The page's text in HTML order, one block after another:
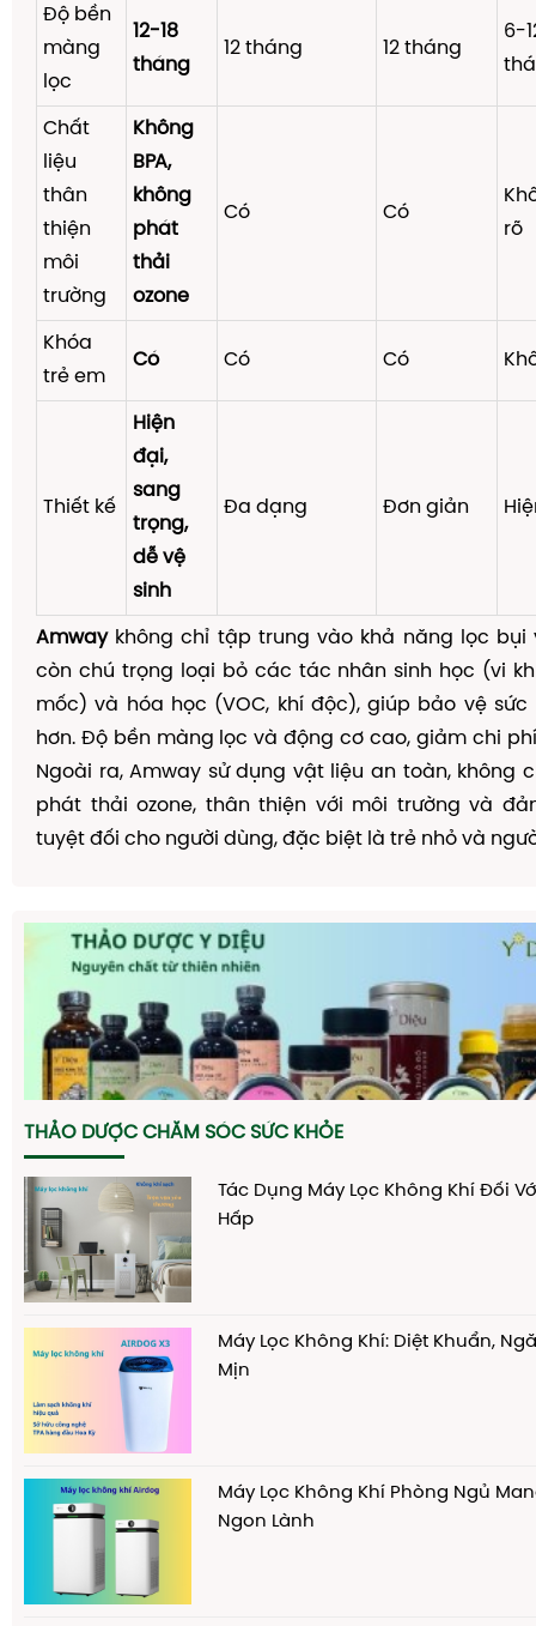
Độ bền
màng
lọc
12-18
tháng
12 tháng 12 tháng
6-
Chất
liệu
thân
thiện
môi
trường
Không
BPA,
không
phát
thải
ozone
Có Có
rõ
Khóa
trẻ em
Có Có Có
Thiết kế
Hiện
đại,
sang
trọng,
dễ vệ
sinh
Đa dạng Đơn giản
Amwaykhông chỉ tập trung vào khả năng lọc bụi
còn chú trọng loại bỏ các tác nhân sinh học (vi
mốc) và hóa học (VOC, khí độc), giúp bảo vệ sức
hơn. Độ bền màng lọc và động cơ cao, giảm chi
Ngoài ra, Amway sử dụng vật liệu an toàn, không
phát thải ozone, thân thiện với môi trường và
tuyệt đối cho người dùng, đặc biệt là trẻ nhỏ và
THẢO DƯỢC CHĂM SÓC SỨC KHỎE
Tác Dụng Máy Lọc Không Khí Đối
Hấp
Máy Lọc Không Khí: Diệt Khuẩn,
Mịn
Máy Lọc Không Khí Phòng Ngủ
Ngon Lành